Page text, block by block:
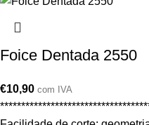
Foice Dentada 2550
€10,90 com IVA